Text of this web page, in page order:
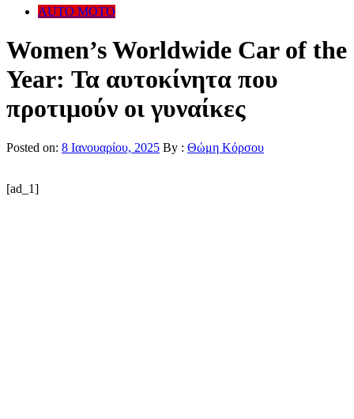
AUTO MOTO
Women’s Worldwide Car of the
Year: Τα αυτοκίνητα που
προτιμούν οι γυναίκες
Posted on: 8 Ιανουαρίου, 2025 By : Θώμη Κόρσου
[ad_1]